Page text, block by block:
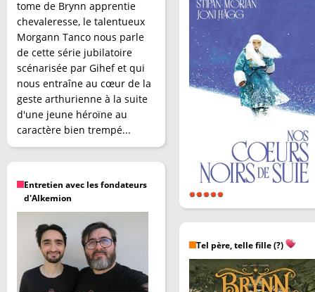
tome de Brynn apprentie
chevaleresse, le talentueux
Morgann Tanco nous parle
de cette série jubilatoire
scénarisée par Gihef et qui
nous entraîne au cœur de la
geste arthurienne à la suite
d'une jeune héroïne au
caractère bien trempé...
Entretien avec les fondateurs
d'Alkemion
Tel père, telle fille (?)